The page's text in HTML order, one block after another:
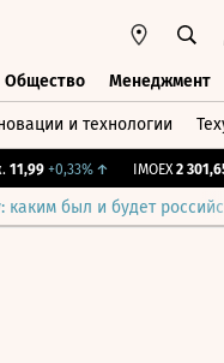
Общество Менеджмент
и технологии
11,99 +0,33%↑ IMOEX 2 301,65
каким был и будет